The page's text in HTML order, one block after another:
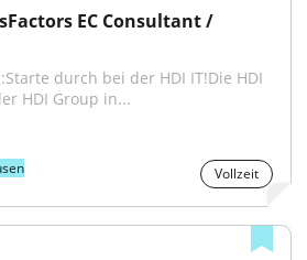
EC Consultant /
durch bei der HDI IT!Die HDI
HDI Group in...
Vollzeit